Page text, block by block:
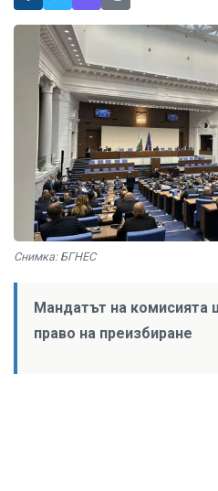
Снимка: БГНЕС
Мандатът на комисията
право на преизбиране